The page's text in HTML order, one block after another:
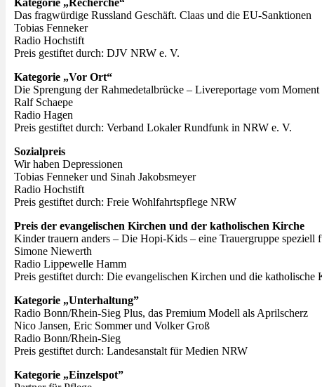
Das fragwürdige Russland Geschäft. Claas und die EU-Sanktionen
Tobias Fenneker
Radio Hochstift
Preis gestiftet durch: DJV NRW e. V.
Kategorie „Vor Ort“
Die Sprengung der Rahmedetalbrücke – Livereportage vom
Ralf Schaepe
Radio Hagen
Preis gestiftet durch: Verband Lokaler Rundfunk in NRW e. V.
Sozialpreis
Wir haben Depressionen
Tobias Fenneker und Sinah Jakobsmeyer
Radio Hochstift
Preis gestiftet durch: Freie Wohlfahrtspflege NRW
Preis der evangelischen Kirchen und der katholischen Kirche
Kinder trauern anders – Die Hopi-Kids – eine Trauergruppe
Simone Niewerth
Radio Lippewelle Hamm
Preis gestiftet durch: Die evangelischen Kirchen und die
Kategorie „Unterhaltung”
Radio Bonn/Rhein-Sieg Plus, das Premium Modell als Aprilscherz
Nico Jansen, Eric Sommer und Volker Groß
Radio Bonn/Rhein-Sieg
Preis gestiftet durch: Landesanstalt für Medien NRW
Kategorie „Einzelspot”